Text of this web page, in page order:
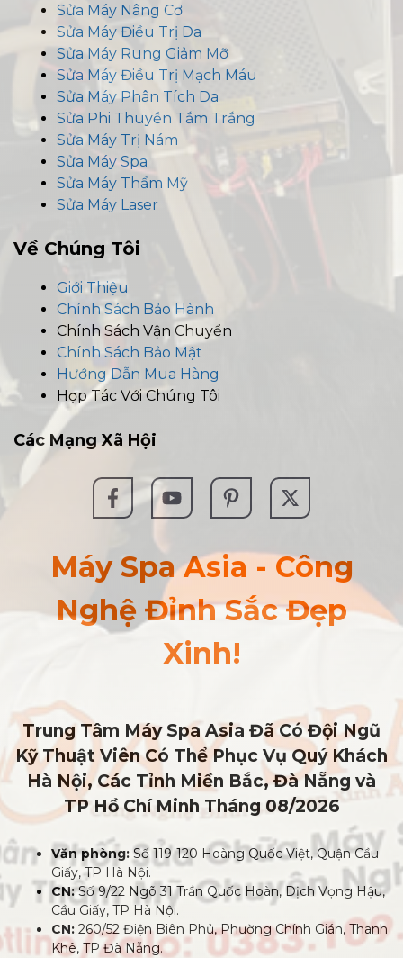
Sửa Máy Nâng Cơ
Sửa Máy Điều Trị Da
Sửa Máy Rung Giảm Mỡ
Sửa Máy Điều Trị Mạch Máu
Sửa Máy Phân Tích Da
Sửa Phi Thuyền Tắm Trắng
Sửa Máy Trị Nám
Sửa Máy Spa
Sửa Máy Thẩm Mỹ
Sửa Máy Laser
Về Chúng Tôi
Giới Thiệu
Chính Sách Bảo Hành
Chính Sách Vận Chuyển
Chính Sách Bảo Mật
Hướng Dẫn Mua Hàng
Hợp Tác Với Chúng Tôi
Các Mạng Xã Hội
Máy Spa Asia - Công
Nghệ Đỉnh Sắc Đẹp
Xinh!
Trung Tâm Máy Spa Asia Đã Có Đội Ngũ
Kỹ Thuật Viên Có Thể Phục Vụ Quý Khách
Hà Nội, Các Tỉnh Miền Bắc, Đà Nẵng và
TP Hồ Chí Minh Tháng 08/2026
Văn phòng: Số 119-120 Hoàng Quốc Việt, Quận Cầu
Giấy, TP Hà Nội.
CN:Số 9/22 Ngõ 31 Trần Quốc Hoàn, Dịch Vọng Hậu,
Cầu Giấy, TP Hà Nội.
CN: 260/52 Điện Biên Phủ, Phường Chính Gián, Thanh
Khê, TP Đà Nẵng.